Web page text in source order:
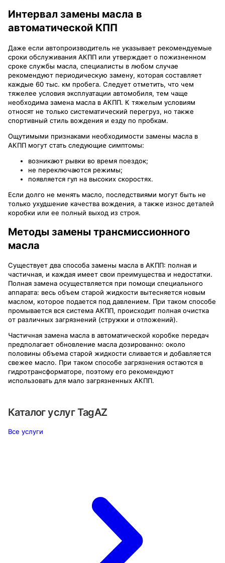
Интервал замены масла в
автоматической КПП
Даже если автопроизводитель не указывает рекомендуемые
сроки обслуживания АКПП или утверждает о пожизненном
сроке службы масла, специалисты в любом случае
рекомендуют периодическую замену, которая составляет
каждые 60 тыс. км пробега. Следует отметить, что чем
тяжелее условия эксплуатации автомобиля, тем чаще
необходима замена масла в АКПП. К тяжелым условиям
относят не только систематический перегруз, но также
спортивный стиль вождения и езду по пробкам.
Ощутимыми признаками необходимости замены масла в
АКПП могут стать следующие симптомы:
возникают рывки во время поездок;
не переключаются режимы;
появляется гул на высоких скоростях.
Если долго не менять масло, последствиями могут быть не
только ухудшение качества вождения, а также износ деталей
коробки или ее полный выход из строя.
Методы замены трансмиссионного
масла
Существует два способа замены масла в АКПП: полная и
частичная, и каждая имеет свои преимущества и недостатки.
Полная замена осуществляется при помощи специального
аппарата: весь объем старой жидкости вытесняется новым
маслом, которое подается под давлением. При таком способе
промывается вся система АКПП, происходит полная очистка
от различных загрязнений (стружки и отложений).
Частичная замена масла в автоматической коробке передач
предполагает обновление масла дозированно: около
половины объема старой жидкости сливается и добавляется
свежее масло. При таком способе загрязнения остаются в
гидротрансформаторе, поэтому его рекомендуют
использовать для мало загрязненных АКПП.
Каталог услугTagAZ
Все услуги